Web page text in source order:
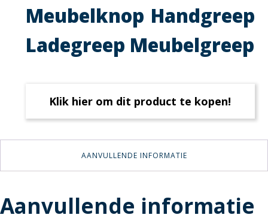
Meubelknop Handgreep
Ladegreep Meubelgreep
Klik hier om dit product te kopen!
AANVULLENDE INFORMATIE
Aanvullende informatie